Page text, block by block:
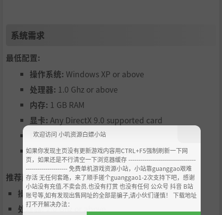
– 一堆可爱的兔子
Rabi-Ribi游戏
数位OST DLC（50首Rabi-Ribi音乐合辑）
数位画册 DLC
系统需求
最低配置:
操作系统: Windows XP or above
处理器: 1.0 Ghz or above
内存: 1 GB RAM
显卡: Any DirectX 9.0 supported card
DirectX 版本:9.0
存储空间:需要 1 GB 可用空间
推荐配置:
操作系统:Windows XP or above
处理器:2.0 Ghz or above
欢迎访问 小叽资源白嫖小站
如果你发现主页没有更新游戏内容用CTRL+F5强制刷新一下网
页，如果还是不行清空一下浏览器缓存 ----------------------------------
--------------------- 免费单机游戏资源小站，小站靠guanggao艰难
存活 无任何套路，来了顺手搓个guanggao1-2次支持下吧，感谢
小站没有充值.不卖会员.也没有打赏 也没有任何 公众号 抖音 B站
账号等,如有发现出售网址的全部是骗子,请小伙们谨慎！ 下载地址
打不开解决办法：